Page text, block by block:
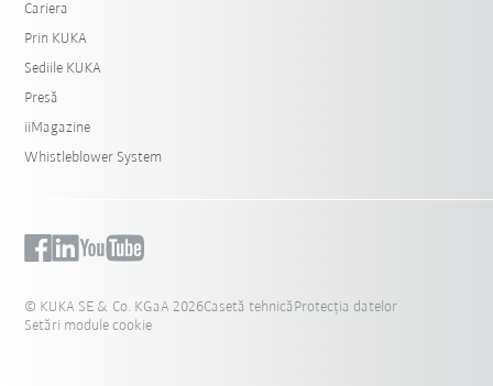
Cariera
Prin KUKA
Sediile KUKA
Presă
iiMagazine
Whistleblower System
© KUKA SE & Co. KGaA 2026Casetă tehnică Protecția datelor
Setări module cookie